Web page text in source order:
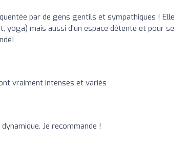
par de gens gentils et sympathiques ! Elle
yoga) mais aussi d'un espace détente et pour se
vraiment intenses et variés
Je recommande !